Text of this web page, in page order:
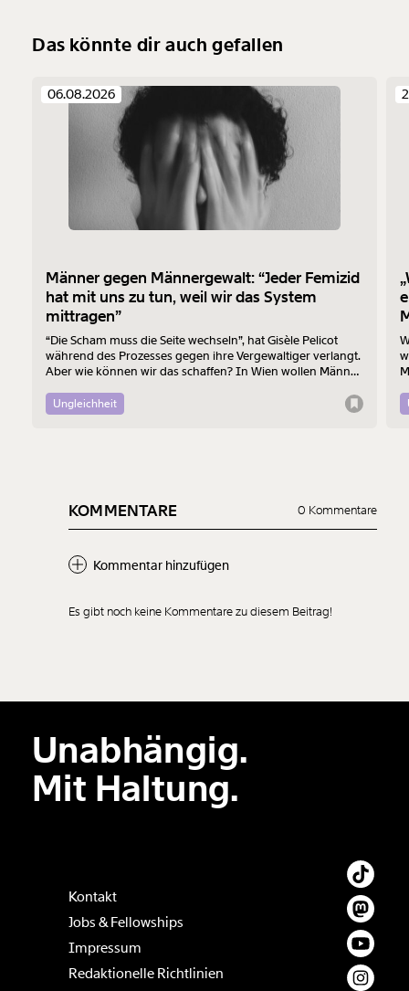
Das könnte dir auch gefallen
06.08.2026
Männer gegen Männergewalt: “Jeder Femizid
hat mit uns zu tun, weil wir das System
mittragen”
“Die Scham muss die Seite wechseln”, hat Gisèle Pelicot
während des Prozesses gegen ihre Vergewaltiger verlangt.
Aber wie können wir das schaffen? In Wien wollen Männer
Männergewalt den ersten Schritt machen.
Ungleichheit
KOMMENTARE 0 Kommentare
Kommentar hinzufügen
Es gibt noch keine Kommentare zu diesem Beitrag!
Unabhängig.
Mit Haltung.
Kontakt
Jobs & Fellowships
Impressum
Redaktionelle Richtlinien